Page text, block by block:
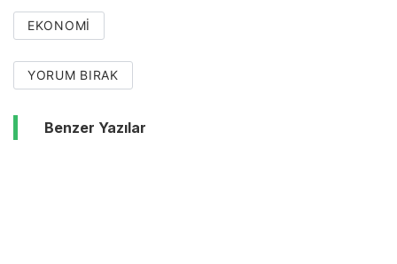
EKONOMI
YORUM BIRAK
Benzer Yazılar